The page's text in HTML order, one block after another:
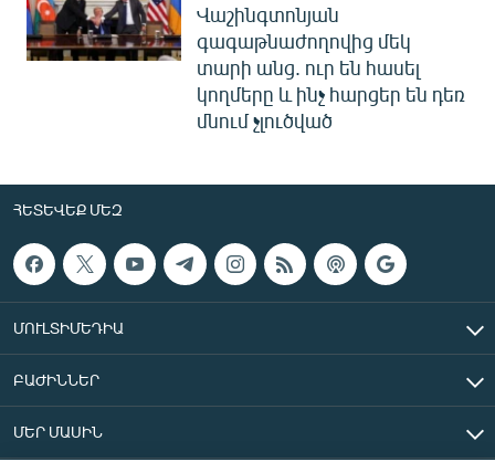
Վաշինգտոնյան
գագաթնաժողովից մեկ
տարի անց. ուր են հասել
կողմերը և ինչ հարցեր են դեռ
մնում չլուծված
ՀԵՏԵՎԵՔ ՄԵԶ
ՄՈՒԼՏԻՄԵԴԻԱ
ԲԱԺԻՆՆԵՐ
ՄԵՐ ՄԱՍԻՆ